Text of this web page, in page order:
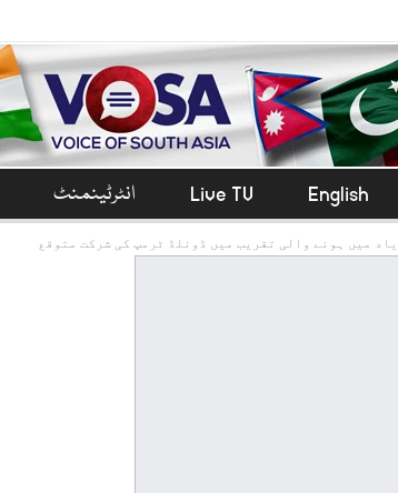
English
Live TV انٹرٹینمنٹ
میں ہونے والی تقریب میں ڈونلڈ ٹرمپ کی شرکت متوقع